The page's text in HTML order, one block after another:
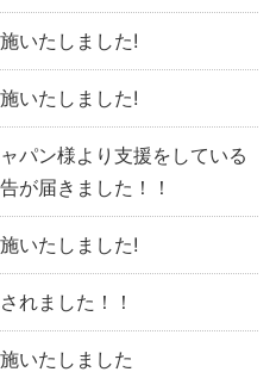
いたしました!
いたしました!
パン様より支援をしている
が届きました！！
いたしました!
れました！！
いたしました